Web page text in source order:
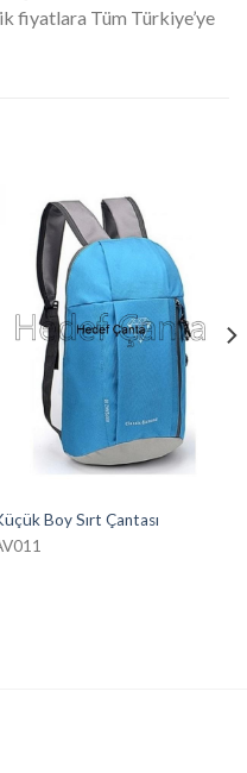
fiyatlara Tüm Türkiye’ye
Boy Sırt Çantası